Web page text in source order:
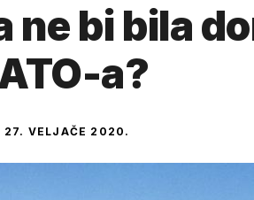
bi bila
a?
27. VELJAČE 2020.